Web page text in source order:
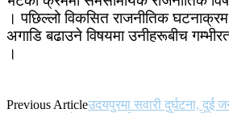
। पछिल्लो विकसित राजनीतिक घटनाक्रम
अगाडि बढाउने विषयमा उनीहरूबीच
।
Previous Articleउदयपुरमा सवारी दुर्घटना, दुई